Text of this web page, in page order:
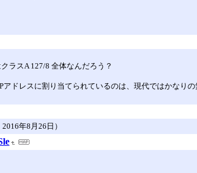
ラスA 127/8 全体なんだろう？
ドレスに割り当てられているのは、現代ではかなり
年8月26日）